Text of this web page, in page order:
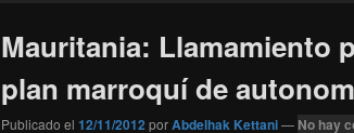
Mauritania: Llamamiento
plan marroquí de
Publicado el 12/11/2012 porAbdelhak Kettani— No hay